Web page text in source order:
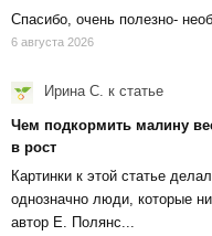
Спасибо, очень полезно-
6 августа 2026
Ирина С. к статье
Чем подкормить малину
в рост
Картинки к этой статье
однозначно люди, которые
автор Е. Полянс...